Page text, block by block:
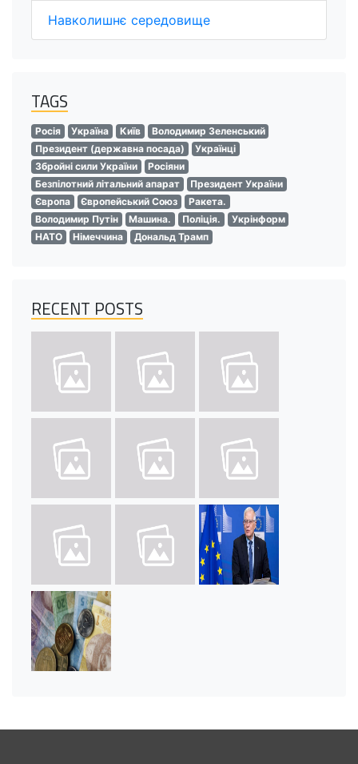
Навколишнє середовище
TAGS
Росія Україна Київ
Володимир Зеленський
Президент (державна посада)
Українці
Збройні сили України
Росіяни
Безпілотний літальний апарат
Президент України
Європа
Європейський Союз
Ракета.
Володимир Путін
Машина. Поліція.
Укрінформ
НАТО
Німеччина Дональд Трамп
RECENT POSTS